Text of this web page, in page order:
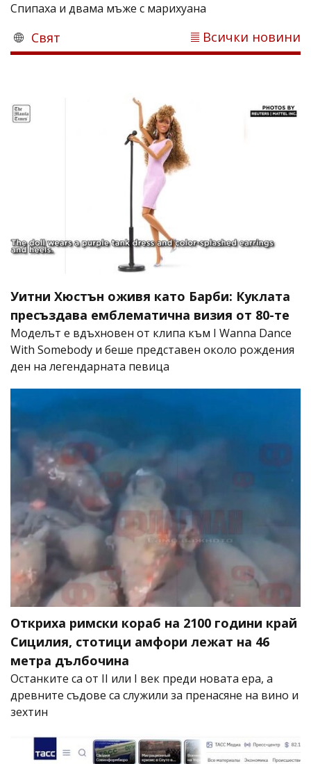
Спипаха и двама мъже с марихуана
Свят Всички новини
Уитни Хюстън оживя като Барби: Куклата
пресъздава емблематична визия от 80-те
Моделът е вдъхновен от клипа към I Wanna Dance
With Somebody и беше представен около рождения
ден на легендарната певица
Откриха римски кораб на 2100 години край
Сицилия, стотици амфори лежат на 46
метра дълбочина
Останките са от II или I век преди новата ера, а
древните съдове са служили за пренасяне на вино и
зехтин